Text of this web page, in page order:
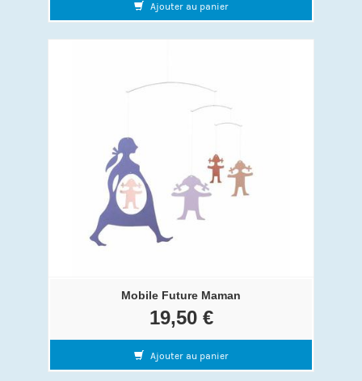
Ajouter au panier
Mobile Future Maman
19,50 €
Ajouter au panier